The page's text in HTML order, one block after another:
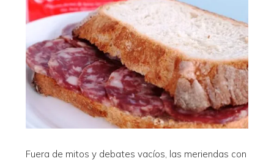
Fuera de mitos y debates vacíos, las meriendas con